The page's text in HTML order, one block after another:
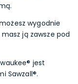
wygodnie
ją zawsze pod
jest
Sawzall®.